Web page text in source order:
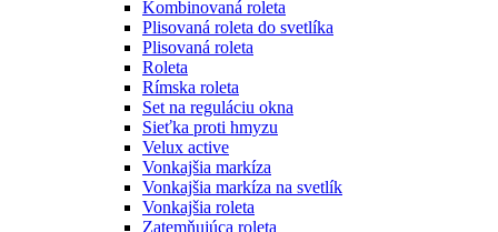
Kombinovaná roleta
Plisovaná roleta do svetlíka
Plisovaná roleta
Roleta
Rímska roleta
Set na reguláciu okna
Sieťka proti hmyzu
Velux active
Vonkajšia markíza
Vonkajšia markíza na svetlík
Vonkajšia roleta
Zatemňujúca roleta